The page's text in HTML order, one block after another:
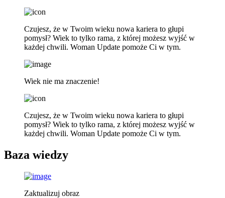
Czujesz, że w Twoim wieku nowa kariera to głupi
pomysł? Wiek to tylko rama, z której możesz wyjść w
każdej chwili. Woman Update pomoże Ci w tym.
Wiek nie ma znaczenie!
Czujesz, że w Twoim wieku nowa kariera to głupi
pomysł? Wiek to tylko rama, z której możesz wyjść w
każdej chwili. Woman Update pomoże Ci w tym.
Baza wiedzy
Zaktualizuj obraz